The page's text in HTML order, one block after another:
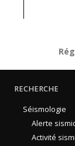
RECHERCHE
Séismologie
Alerte
Activité